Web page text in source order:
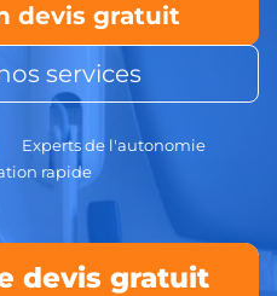
devis gratuit
services
Experts de l'autonomie
rapide
devis gratuit